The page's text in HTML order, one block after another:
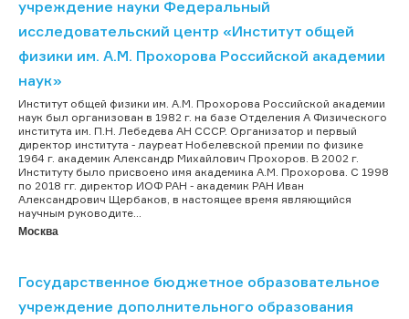
учреждение науки Федеральный
исследовательский центр «Институт общей
физики им. А.М. Прохорова Российской академии
наук»
Институт общей физики им. А.М. Прохорова Российской академии
наук был организован в 1982 г. на базе Отделения А Физического
института им. П.Н. Лебедева АН СССР. Организатор и первый
директор института - лауреат Нобелевской премии по физике
1964 г. академик Александр Михайлович Прохоров. В 2002 г.
Институту было присвоено имя академика А.М. Прохорова. C 1998
по 2018 гг. директор ИОФ РАН - академик РАН Иван
Александрович Щербаков, в настоящее время являющийся
научным руководите...
Москва
Государственное бюджетное образовательное
учреждение дополнительного образования